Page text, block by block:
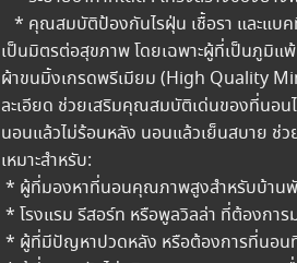
* คุณสมบัติป้องกันไรฝุ่น เชื้อรา และแบ
เป็นมิตรต่อสุขภาพ โดยเฉพาะผู้ที่เป็นภูมิแพ้
ผ้าขนมิ้งเกรดพรีเมียม (High Quality
ละเอียด ช่วยเสริมคุณสมบัติเด่นของที่นอน
นอนแล้วไม่ร้อนหลัง นอนแล้วเย็นสบาย
เหมาะสำหรับ:
* ผู้ที่มองหาที่นอนคุณภาพสูงสำหรับบ้าน
* โรงแรม รีสอร์ท หรือพูลวิลล่า ที่ต้องกา
* ผู้ที่มีปัญหาปวดหลัง หรือต้องการที่นอน